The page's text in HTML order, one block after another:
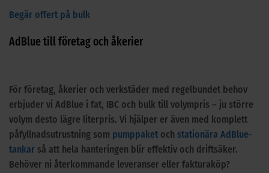
Begär offert på bulk
AdBlue till företag och åkerier
För företag, åkerier och verkstäder med regelbundet behov
erbjuder vi AdBlue i fat, IBC och bulk till volympris – ju större
volym desto lägre literpris. Vi hjälper er även med komplett
påfyllnadsutrustning som pumppaket och stationära AdBlue-
tankar så att hela hanteringen blir effektiv och driftsäker.
Behöver ni återkommande leveranser eller fakturaköp?